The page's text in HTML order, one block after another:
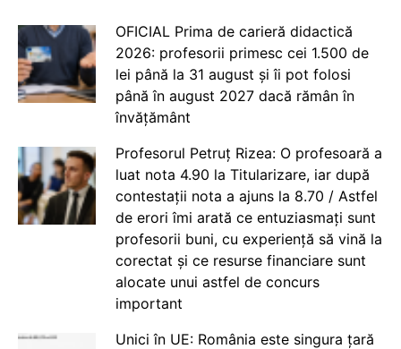
OFICIAL Prima de carieră didactică
2026: profesorii primesc cei 1.500 de
lei până la 31 august și îi pot folosi
până în august 2027 dacă rămân în
învățământ
Profesorul Petruț Rizea: O profesoară a
luat nota 4.90 la Titularizare, iar după
contestații nota a ajuns la 8.70 / Astfel
de erori îmi arată ce entuziasmați sunt
profesorii buni, cu experiență să vină la
corectat și ce resurse financiare sunt
alocate unui astfel de concurs
important
Unici în UE: România este singura țară